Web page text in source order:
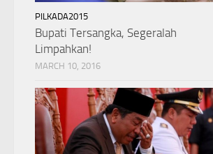
PILKADA2015
Bupati Tersangka, Segeralah
Limpahkan!
MARCH 10, 2016